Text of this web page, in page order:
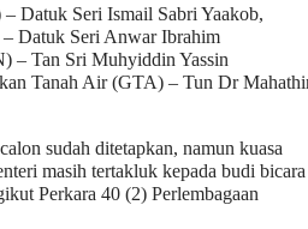
Datuk Seri Ismail Sabri Yaakob,
Datuk Seri Anwar Ibrahim
– Tan Sri Muhyiddin Yassin
Tanah Air (GTA) – Tun Dr
sudah ditetapkan, namun kuasa
masih tertakluk kepada budi bicara
Perkara 40 (2) Perlembagaan